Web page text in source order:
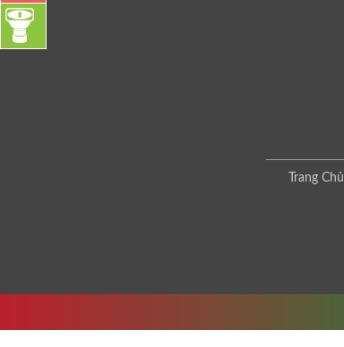
Trang Chủ